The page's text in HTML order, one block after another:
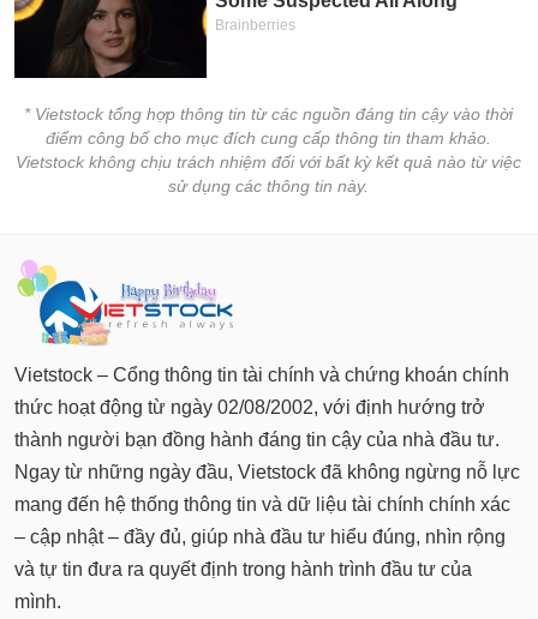
* Vietstock tổng hợp thông tin từ các nguồn đáng tin cậy vào thời
điểm công bố cho mục đích cung cấp thông tin tham khảo.
Vietstock không chịu trách nhiệm đối với bất kỳ kết quả nào từ việc
sử dụng các thông tin này.
Vietstock – Cổng thông tin tài chính và chứng khoán chính
thức hoạt động từ ngày 02/08/2002, với định hướng trở
thành người bạn đồng hành đáng tin cậy của nhà đầu tư.
Ngay từ những ngày đầu, Vietstock đã không ngừng nỗ lực
mang đến hệ thống thông tin và dữ liệu tài chính chính xác
– cập nhật – đầy đủ, giúp nhà đầu tư hiểu đúng, nhìn rộng
và tự tin đưa ra quyết định trong hành trình đầu tư của
mình.